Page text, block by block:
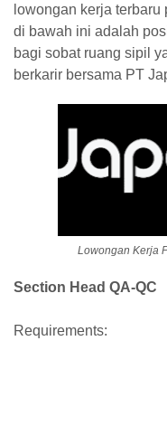
lowongan kerja
di bawah ini adalah
bagi sobat ruang sipil
berkarir bersama PT
Lowongan Kerja
Section Head QA-QC
Requirements: